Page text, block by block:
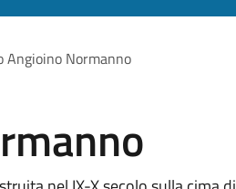
Angioino Normanno